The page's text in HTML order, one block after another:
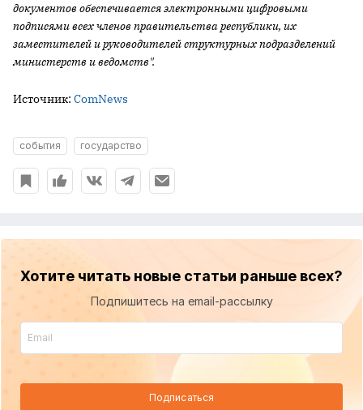
документов обеспечивается электронными цифровыми
подписями всех членов правительства республики, их
заместителей и руководителей структурных подразделений
министерств и ведомств".
Источник: ComNews
события государство
Хотите читать новые статьи раньше всех?
Подпишитесь на email-рассылку
Подписаться